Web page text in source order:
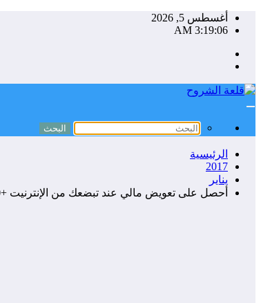
التجاوزأغسطس 5, 2026
3:19:07 AM
الرئيسية
2017
يناير
أحصل على تعويض مالي عند تبضعك من الإنترنيت +10$ مجانا.